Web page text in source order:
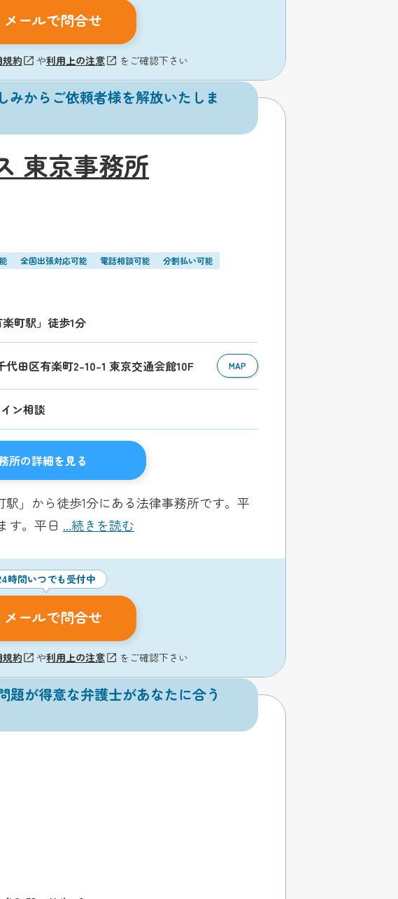
メールで問合せ
約 や利用上の注意 をご確認下さい
みからご依頼者様を解放いたしま
東京事務所
全国出張対応可能 電話相談可能
分割払い可能
町駅」徒歩1分
代田区有楽町2-10-1 東京交通会館10F MAP
ン相談
所の詳細を見る
」から徒歩1分にある法律事務所です。平
す。平日 ...続きを読む
時間いつでも受付中
メールで問合せ
約 や利用上の注意 をご確認下さい
題が得意な弁護士があなたに合う